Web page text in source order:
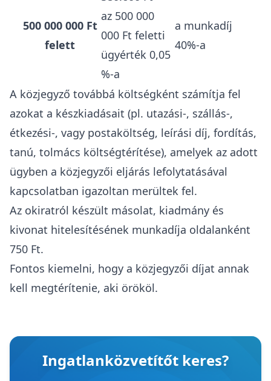
500 000 000 Ft
felett
az 500 000
000 Ft feletti
ügyérték 0,05
%-a
a munkadíj
40%-a
A közjegyző továbbá költségként számítja fel
azokat a készkiadásait (pl. utazási-, szállás-,
étkezési-, vagy postaköltség, leírási díj, fordítás,
tanú, tolmács költségtérítése), amelyek az adott
ügyben a közjegyzői eljárás lefolytatásával
kapcsolatban igazoltan merültek fel.
Az okiratról készült másolat, kiadmány és
kivonat hitelesítésének munkadíja oldalanként
750 Ft.
Fontos kiemelni, hogy a közjegyzői díjat annak
kell megtérítenie, aki örököl.
Ingatlanközvetítőt keres?